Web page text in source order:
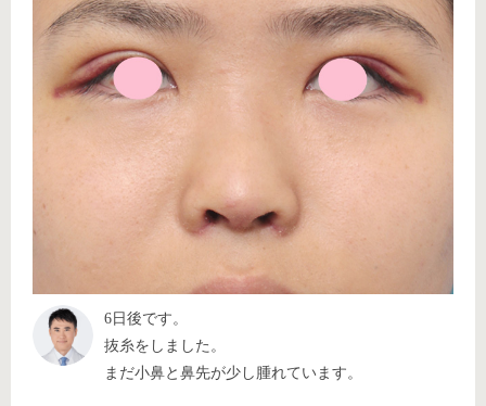
6日後です。
抜糸をしました。
まだ小鼻と鼻先が少し腫れています。